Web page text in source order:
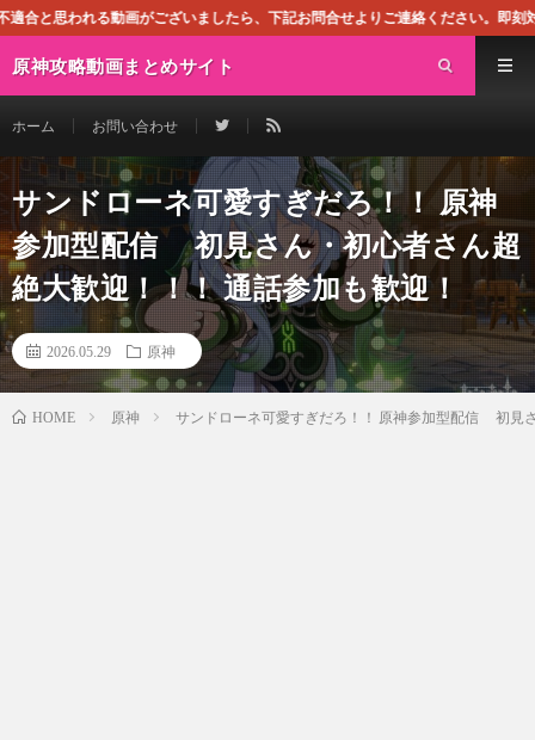
ざいましたら、下記お問合せよりご連絡ください。即刻対処させて頂きま
原神攻略動画まとめサイト
ホーム お問い合わせ
サンドローネ可愛すぎだろ！！ 原神
参加型配信 初見さん・初心者さん超
絶大歓迎！！！ 通話参加も歓迎！
2026.05.29 原神
HOME 原神 サンドローネ可愛すぎだろ！！ 原神参加型配信 初見